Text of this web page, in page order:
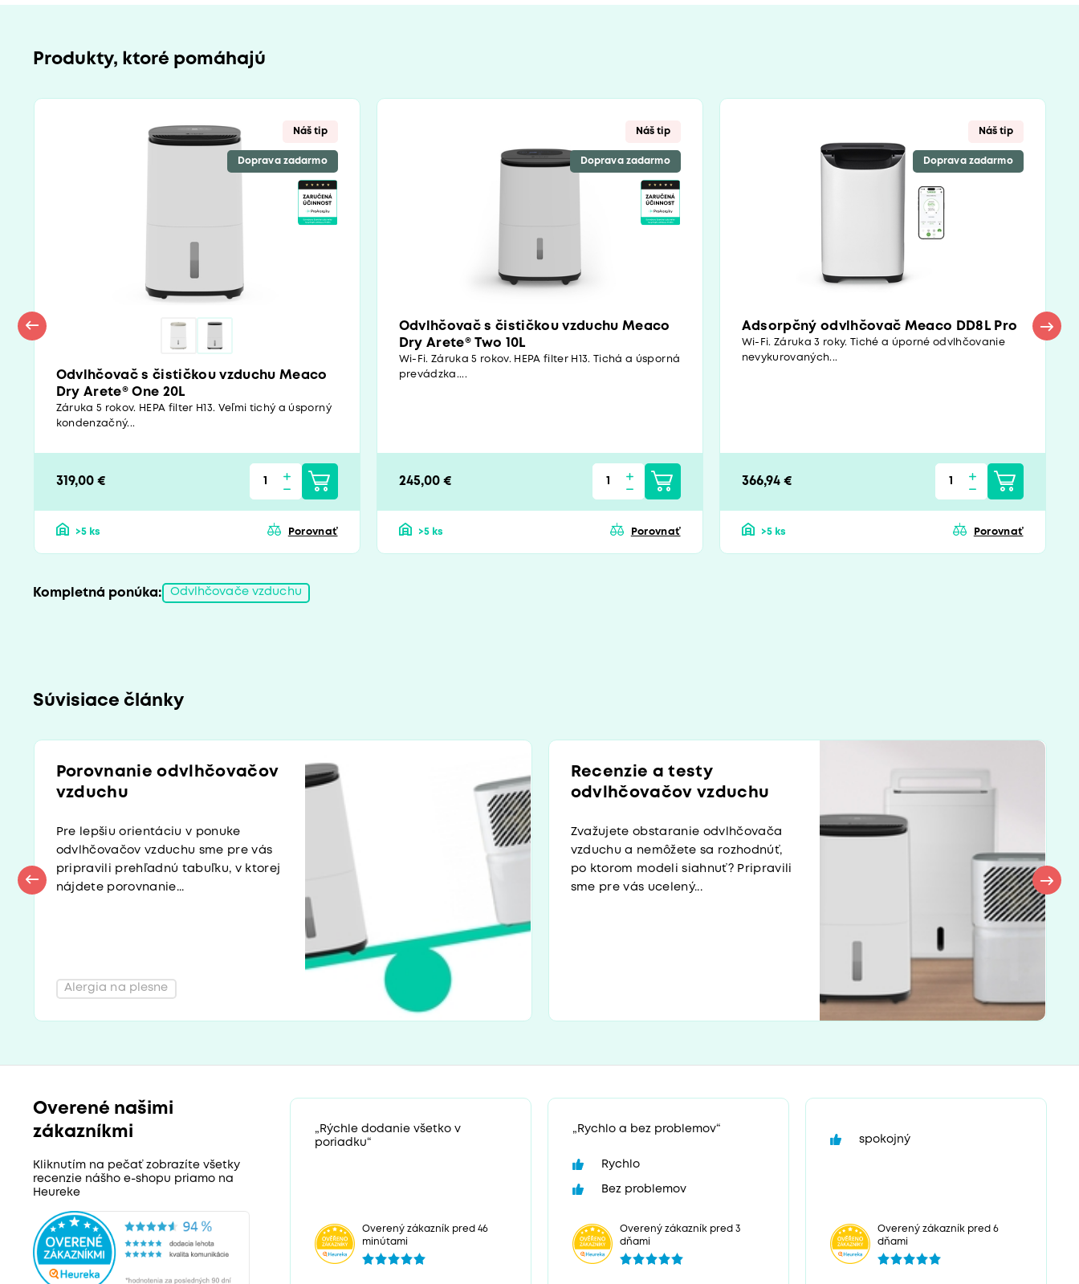
Produkty, ktoré pomáhajú
Náš tip
Doprava zadarmo
Odvlhčovač s čističkou vzduchu Meaco
Dry Arete® One 20L
Záruka 5 rokov. HEPA filter H13. Veľmi tichý a úsporný
kondenzačný...
319,00 €
>5 ks Porovnať
Náš tip
Doprava zadarmo
Odvlhčovač s čističkou vzduchu Meaco
Dry Arete® Two 10L
Wi-Fi. Záruka 5 rokov. HEPA filter H13. Tichá a úsporná
prevádzka....
245,00 €
>5 ks Porovnať
Náš tip
Doprava zadarmo
Adsorpčný odvlhčovač Meaco DD8L Pro
Wi-Fi. Záruka 3 roky. Tiché a úporné odvlhčovanie
nevykurovaných...
366,94 €
>5 ks Porovnať
Kompletná ponúka: Odvlhčovače vzduchu
Súvisiace články
Porovnanie odvlhčovačov
vzduchu
Pre lepšiu orientáciu v ponuke
odvlhčovačov vzduchu sme pre vás
pripravili prehľadnú tabuľku, v ktorej
nájdete porovnanie...
Alergia na plesne
Recenzie a testy
odvlhčovačov vzduchu
Zvažujete obstaranie odvlhčovača
vzduchu a nemôžete sa rozhodnúť,
po ktorom modeli siahnuť? Pripravili
sme pre vás ucelený...
Overené našimi
zákazníkmi
Kliknutím na pečať zobrazíte všetky
recenzie nášho e-shopu priamo na
Heureke
„Rýchle dodanie všetko v
poriadku“
Overený zákazník pred 46
minútami
„Rychlo a bez problemov“
Rychlo
Bez problemov
Overený zákazník pred 3
dňami
spokojný
Overený zákazník pred 6
dňami